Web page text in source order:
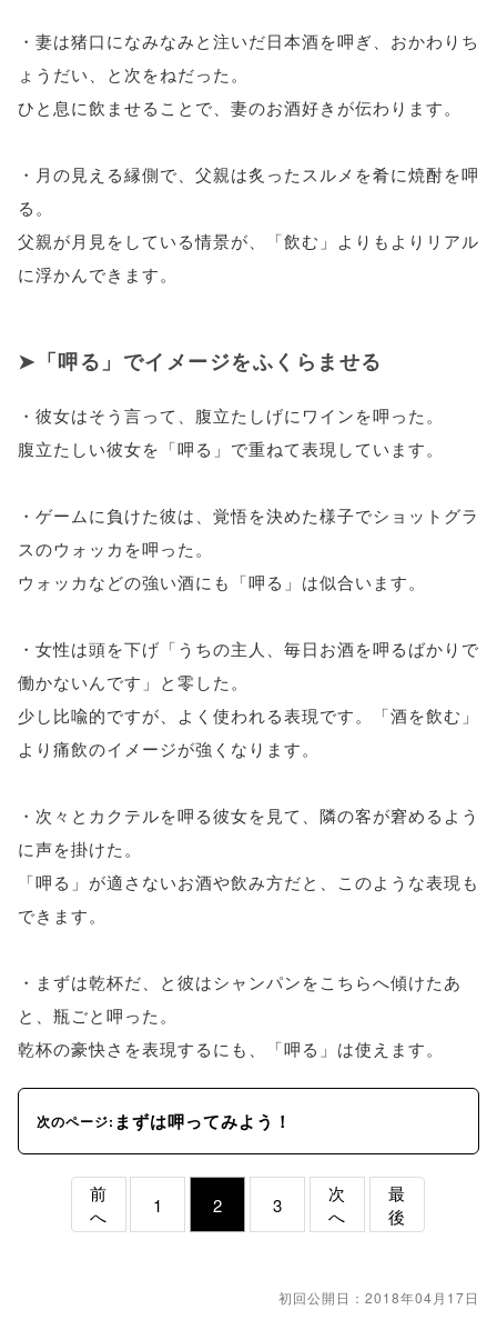
・妻は猪口になみなみと注いだ日本酒を呷ぎ、おかわりち
ょうだい、と次をねだった。
ひと息に飲ませることで、妻のお酒好きが伝わります。
・月の見える縁側で、父親は炙ったスルメを肴に焼酎を呷
る。
父親が月見をしている情景が、「飲む」よりもよりリアル
に浮かんできます。
「呷る」でイメージをふくらませる
・彼女はそう言って、腹立たしげにワインを呷った。
腹立たしい彼女を「呷る」で重ねて表現しています。
・ゲームに負けた彼は、覚悟を決めた様子でショットグラ
スのウォッカを呷った。
ウォッカなどの強い酒にも「呷る」は似合います。
・女性は頭を下げ「うちの主人、毎日お酒を呷るばかりで
働かないんです」と零した。
少し比喩的ですが、よく使われる表現です。「酒を飲む」
より痛飲のイメージが強くなります。
・次々とカクテルを呷る彼女を見て、隣の客が窘めるよう
に声を掛けた。
「呷る」が適さないお酒や飲み方だと、このような表現も
できます。
・まずは乾杯だ、と彼はシャンパンをこちらへ傾けたあ
と、瓶ごと呷った。
乾杯の豪快さを表現するにも、「呷る」は使えます。
次のページ: まずは呷ってみよう！
前
へ
1 2 3
次
へ
最
後
初回公開日：2018年04月17日